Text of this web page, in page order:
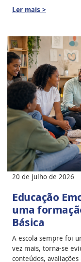
Ler mais >
20 de julho de 2026
Educação
uma
Básica
A escola sempre foi
vez mais, torna-se
conteúdos,